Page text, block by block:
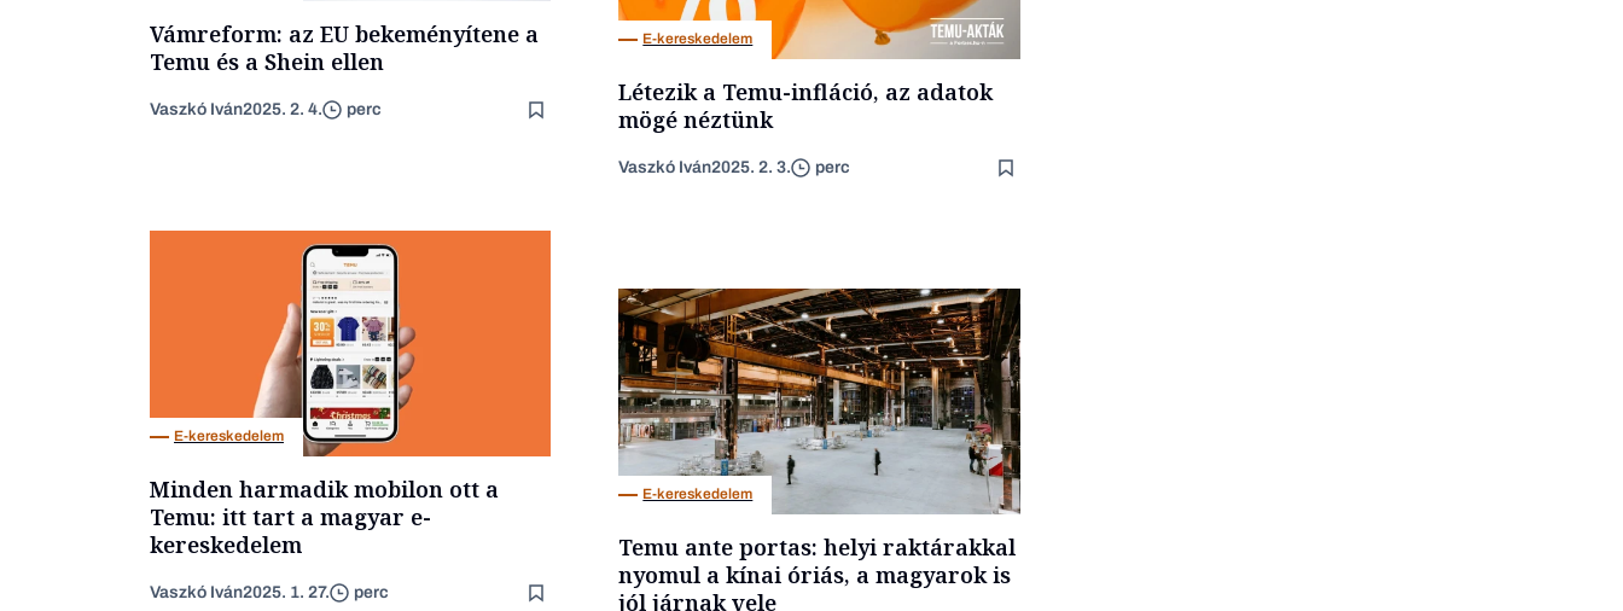
Vámreform: az EU bekeményítene a
Temu és a Shein ellen
Vaszkó Iván2025. 2. 4. perc
E-kereskedelem
Létezik a Temu-infláció, az adatok
mögé néztünk
Vaszkó Iván2025. 2. 3. perc
E-kereskedelem
Minden harmadik mobilon ott a
Temu: itt tart a magyar e-
kereskedelem
Vaszkó Iván2025. 1. 27. perc
E-kereskedelem
Temu ante portas: helyi raktárakkal
nyomul a kínai óriás, a magyarok is
jól járnak vele